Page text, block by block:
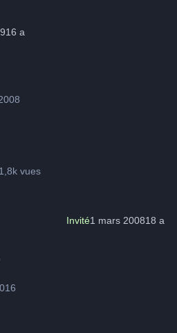
16 a
1,8k vues
Invité1 mars 200818 a